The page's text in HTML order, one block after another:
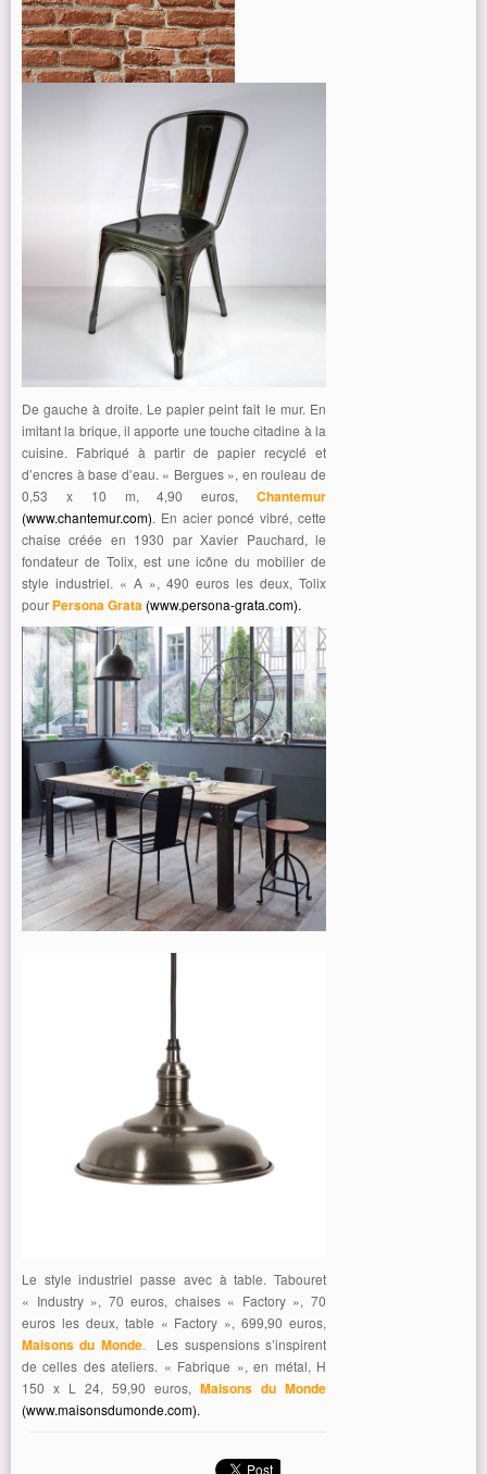
De gauche à droite. Le papier peint fait le mur. En
imitant la brique, il apporte une touche citadine à la
cuisine. Fabriqué à partir de papier recyclé et
d’encres à base d’eau. « Bergues », en rouleau de
0,53 x 10 m, 4,90 euros, Chantemur
(www.chantemur.com). En acier poncé vibré, cette
chaise créée en 1930 par Xavier Pauchard, le
fondateur de Tolix, est une icône du mobilier de
style industriel. « A », 490 euros les deux, Tolix
pour Persona Grata (www.persona-grata.com).
Le style industriel passe avec à table. Tabouret
« Industry », 70 euros, chaises « Factory », 70
euros les deux, table « Factory », 699,90 euros,
Maisons du Monde.
Les suspensions s’inspirent
de celles des ateliers. « Fabrique », en métal, H
150 x L 24, 59,90 euros, Maisons du Monde
(www.maisonsdumonde.com).